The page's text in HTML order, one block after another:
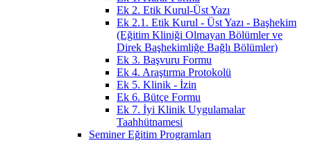
Ek 2. Etik Kurul-Üst Yazı
Ek 2.1. Etik Kurul - Üst Yazı - Başhekim
(Eğitim Kliniği Olmayan Bölümler ve
Direk Başhekimliğe Bağlı Bölümler)
Ek 3. Başvuru Formu
Ek 4. Araştırma Protokolü
Ek 5. Klinik - İzin
Ek 6. Bütçe Formu
Ek 7. İyi Klinik Uygulamalar
Taahhütnamesi
Seminer Eğitim Programları